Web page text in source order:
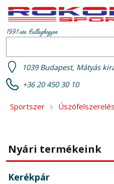
1991 óta Csillaghegyen
1039 Budapest, Mátyás
+36 20 450 30 10
Sportszer Úszófelszerelés
Nyári termékeink
Kerékpár